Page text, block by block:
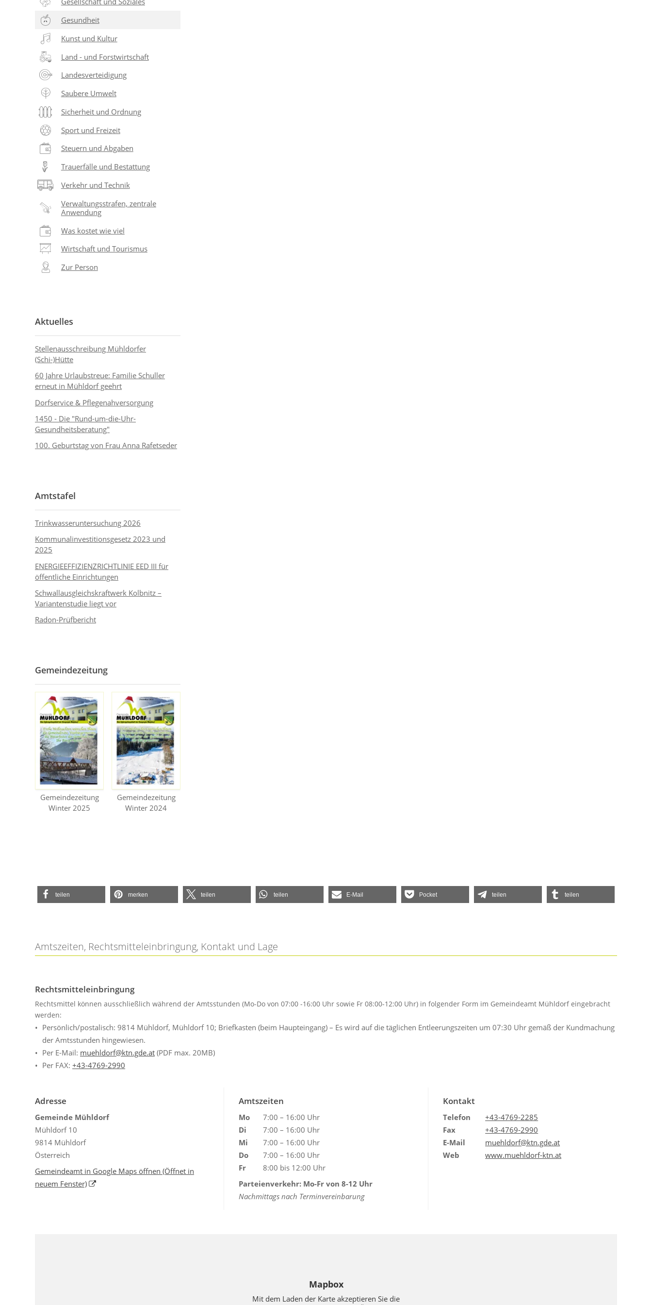
Gesundheit
Kunst und Kultur
Land - und Forstwirtschaft
Landesverteidigung
Saubere Umwelt
Sicherheit und Ordnung
Sport und Freizeit
Steuern und Abgaben
Trauerfälle und Bestattung
Verkehr und Technik
Verwaltungsstrafen, zentrale
Anwendung
Was kostet wie viel
Wirtschaft und Tourismus
Zur Person
Aktuelles
Stellenausschreibung Mühldorfer
(Schi-)Hütte
60 Jahre Urlaubstreue: Familie Schuller
erneut in Mühldorf geehrt
Dorfservice & Pflegenahversorgung
1450 - Die "Rund-um-die-Uhr-
Gesundheitsberatung"
100. Geburtstag von Frau Anna Rafetseder
Amtstafel
Trinkwasseruntersuchung 2026
Kommunalinvestitionsgesetz 2023 und
2025
ENERGIEEFFIZIENZRICHTLINIE EED III für
öffentliche Einrichtungen
Schwallausgleichskraftwerk Kolbnitz –
Variantenstudie liegt vor
Radon-Prüfbericht
Gemeindezeitung
Gemeindezeitung
Winter 2025
Gemeindezeitung
Winter 2024
teilen merken teilen teilen E-Mail Pocket teilen teilen
Amtszeiten, Rechtsmitteleinbringung, Kontakt und Lage
Rechtsmitteleinbringung
Rechtsmittel können ausschließlich während der Amtsstunden (Mo-Do von 07:00 -16:00 Uhr sowie Fr 08:00-12:00 Uhr) in folgender Form im Gemeindeamt Mühldorf eingebracht
werden:
Persönlich/postalisch: 9814 Mühldorf, Mühldorf 10; Briefkasten (beim Haupteingang) – Es wird auf die täglichen Entleerungszeiten um 07:30 Uhr gemäß der Kundmachung
der Amtsstunden hingewiesen.
Per E-Mail: muehldorf@ktn.gde.at (PDF max. 20MB)
Per FAX: +43-4769-2990
Adresse
Gemeinde Mühldorf
Mühldorf 10
9814 Mühldorf
Österreich
Gemeindeamt in Google Maps öffnen (Öffnet in
neuem Fenster)
Amtszeiten
Mo
7:00 – 16:00 Uhr
Di
7:00 – 16:00 Uhr
Mi
7:00 – 16:00 Uhr
Do
7:00 – 16:00 Uhr
Fr
8:00 bis 12:00 Uhr
Parteienverkehr: Mo-Fr von 8-12 Uhr
Nachmittags nach Terminvereinbarung
Kontakt
Telefon
+43-4769-2285
Fax
+43-4769-2990
E-Mail
muehldorf@ktn.gde.at
Web
www.muehldorf-ktn.at
Mapbox
Mit dem Laden der Karte akzeptieren Sie die